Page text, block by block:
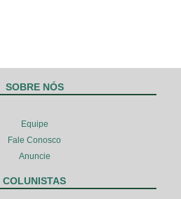
SOBRE NÓS
Equipe
Fale Conosco
Anuncie
COLUNISTAS